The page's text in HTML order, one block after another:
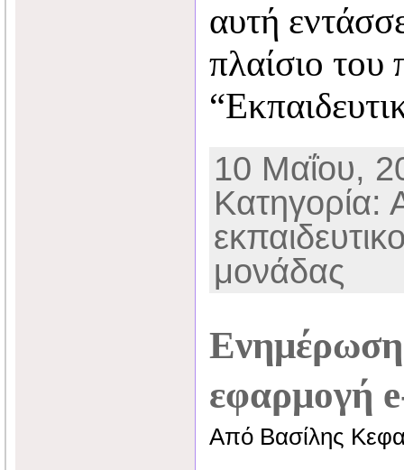
αυτή
πλαίσιο του
10 Μαΐου,
Κατηγορία:
μονάδας
Ενημέρωση
εφαρμογή
Από Βασίλης